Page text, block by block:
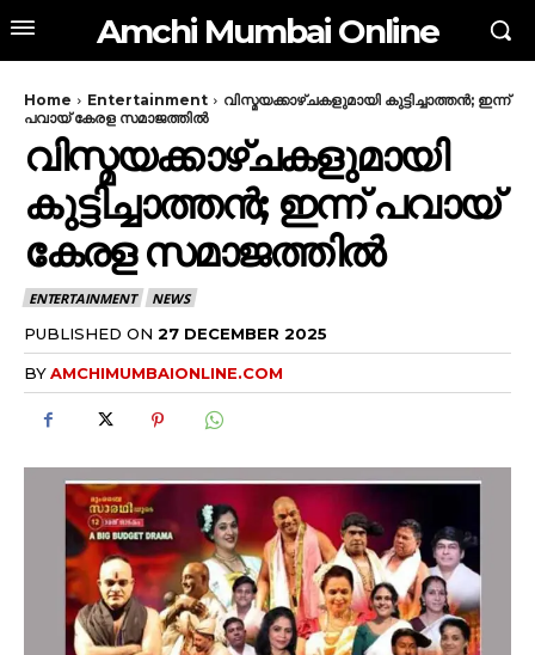
Amchi Mumbai Online
Home Entertainment
വിസ്മയക്കാഴ്ചകളുമായി കുട്ടിച്ചാത്തൻ; ഇന്ന്
പവായ് കേരള സമാജത്തിൽ
വിസ്മയക്കാഴ്ചകളുമായി
കുട്ടിച്ചാത്തൻ; ഇന്ന് പവായ്
കേരള സമാജത്തിൽ
ENTERTAINMENT NEWS
PUBLISHED ON 27 DECEMBER 2025
BYAMCHIMUMBAIONLINE.COM